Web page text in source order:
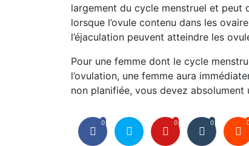
largement du cycle menstruel et peut
lorsque l’ovule contenu dans les
l’éjaculation peuvent atteindre les
Pour une femme dont le cycle
l’ovulation, une femme aura
non planifiée, vous devez
0 0 0